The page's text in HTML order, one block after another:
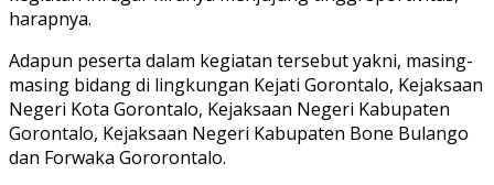
harapnya.
Adapun peserta dalam kegiatan tersebut yakni, masing-
masing bidang di lingkungan Kejati Gorontalo, Kejaksaan
Negeri Kota Gorontalo, Kejaksaan Negeri Kabupaten
Gorontalo, Kejaksaan Negeri Kabupaten Bone Bulango
dan Forwaka Gororontalo.